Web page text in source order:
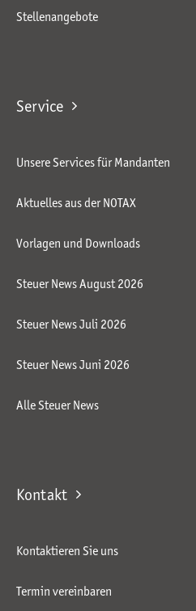
Stellenangebote
Service
Unsere Services für Mandanten
Aktuelles aus der NOTAX
Vorlagen und Downloads
Steuer News August 2026
Steuer News Juli 2026
Steuer News Juni 2026
Alle Steuer News
Kontakt
Kontaktieren Sie uns
Termin vereinbaren